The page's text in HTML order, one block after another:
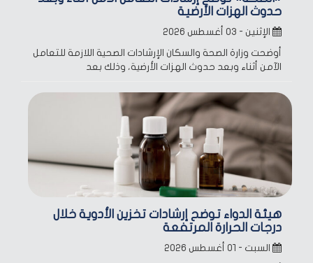
حدوث الهزات الأرضية
الإثنين - ٠٣ أغسطس ٢٠٢٦
أوضحت وزارة الصحة والسكان الإرشادات الصحية اللازمة للتعامل
الآمن أثناء وبعد حدوث الهزات الأرضية، وذلك بعد
هيئة الدواء توضح إرشادات تخزين الأدوية خلال
درجات الحرارة المرتفعة
السبت - ٠١ أغسطس ٢٠٢٦